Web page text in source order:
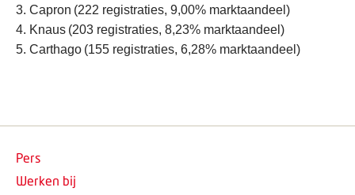
3. Capron (222 registraties, 9,00% marktaandeel)
4. Knaus (203 registraties, 8,23% marktaandeel)
5. Carthago (155 registraties, 6,28% marktaandeel)
Pers
Werken bij